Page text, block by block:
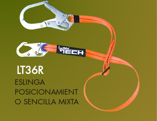
LT36R
ESLINGA
POSICIONAMIENT
O SENCILLA MIXTA